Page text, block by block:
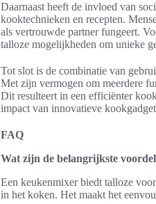
Daarnaast heeft de invloed van
kooktechnieken en recepten.
als vertrouwde partner fungeert.
talloze mogelijkheden om unieke
Tot slot is de combinatie van
Met zijn vermogen om meerdere
Dit resulteert in een efficiënter
impact van innovatieve
FAQ
Wat zijn de belangrijkste
Een keukenmixer biedt talloze
in het koken. Het maakt het